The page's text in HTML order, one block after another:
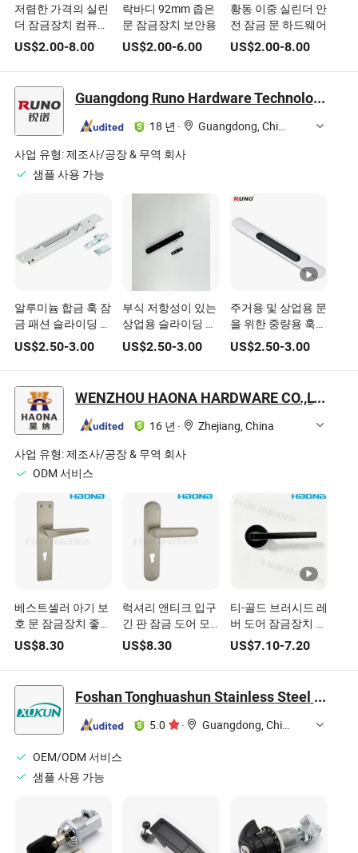
저렴한 가격의 실린
더 잠금장치 컴퓨터
키 이중 개방 도어
잠금 실린더
US$2.00-8.00
락바디 92mm 좁은
문 잠금장치 보안용
US$2.00-6.00
황동 이중 실린더 안
전 잠금 문 하드웨어
US$2.00-8.00
Guangdong Runo Hardware Technology Co., Ltd
18 년 ·
Guangdong, China
사업 유형:제조사/공장 & 무역 회사
샘플 사용 가능
알루미늄 합금 훅 잠
금 패션 슬라이딩 도
어 창 유리 잠금장치
US$2.50-3.00
부식 저항성이 있는
상업용 슬라이딩 도
어용 조절 가능한 잠
금 훅 스트립 잠금
US$2.50-3.00
주거용 및 상업용 문
을 위한 중량용 훅
잠금장치
US$2.50-3.00
WENZHOU HAONA HARDWARE CO.,LTD
16 년 ·
Zhejiang, China
사업 유형:제조사/공장 & 무역 회사
ODM 서비스
베스트셀러 아기 보
호 문 잠금장치 좋은
제안 플레이트 잠금
장치
US$8.30
럭셔리 앤티크 입구
긴 판 잠금 도어 모
티스 아연 합금 도어
핸들 잠금
US$8.30
티-골드 브러시드 레
버 도어 잠금장치 맞
춤형 내부 목재 문용
US$7.10-7.20
Foshan Tonghuashun Stainless Steel Products Co., Ltd.
5.0 · Guangdong, China
OEM/ODM 서비스
샘플 사용 가능